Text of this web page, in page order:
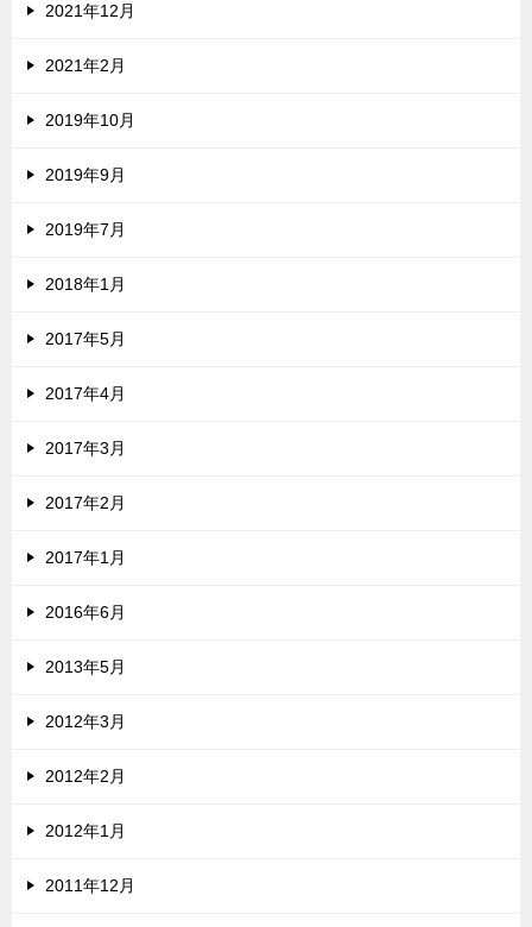
2021年12月
2021年2月
2019年10月
2019年9月
2019年7月
2018年1月
2017年5月
2017年4月
2017年3月
2017年2月
2017年1月
2016年6月
2013年5月
2012年3月
2012年2月
2012年1月
2011年12月